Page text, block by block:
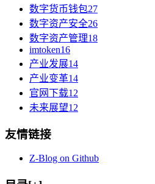
数字货币钱包27
数字资产安全26
数字资产管理18
imtoken16
产业发展14
产业变革14
官网下载12
未来展望12
友情链接
Z-Blog on Github